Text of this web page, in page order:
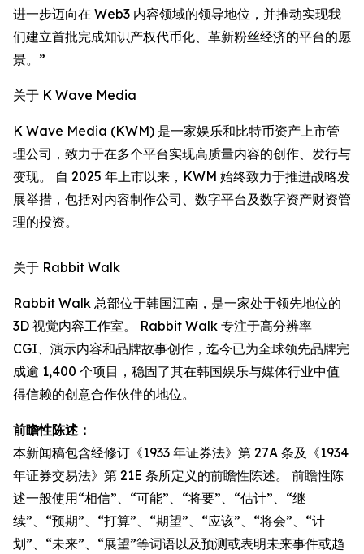
进一步迈向在 Web3 内容领域的领导地位，并推动实现我
们建立首批完成知识产权代币化、革新粉丝经济的平台的愿
景。”
关于 K Wave Media
K Wave Media (KWM) 是一家娱乐和比特币资产上市管
理公司，致力于在多个平台实现高质量内容的创作、发行与
变现。 自 2025 年上市以来，KWM 始终致力于推进战略发
展举措，包括对内容制作公司、数字平台及数字资产财资管
理的投资。
关于 Rabbit Walk
Rabbit Walk 总部位于韩国江南，是一家处于领先地位的
3D 视觉内容工作室。 Rabbit Walk 专注于高分辨率
CGI、演示内容和品牌故事创作，迄今已为全球领先品牌完
成逾 1,400 个项目，稳固了其在韩国娱乐与媒体行业中值
得信赖的创意合作伙伴的地位。
前瞻性陈述：
本新闻稿包含经修订《1933 年证券法》第 27A 条及《1934
年证券交易法》第 21E 条所定义的前瞻性陈述。 前瞻性陈
述一般使用“相信”、“可能”、“将要”、“估计”、“继
续”、“预期”、“打算”、“期望”、“应该”、“将会”、“计
划”、“未来”、“展望”等词语以及预测或表明未来事件或趋